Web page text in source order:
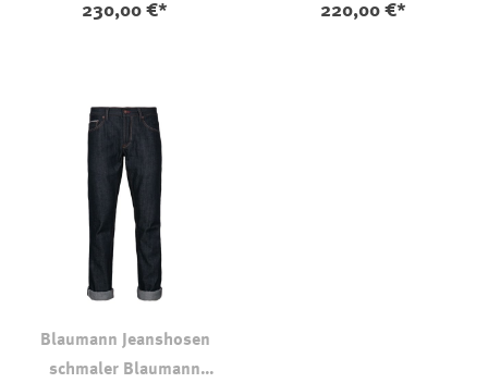
230,00 €* 220,00 €*
Blaumann Jeanshosen
schmaler Blaumann